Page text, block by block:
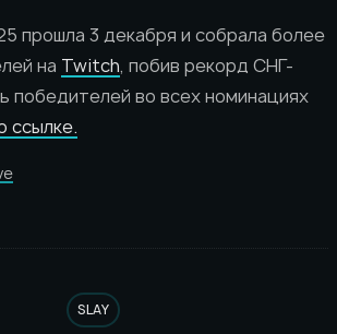
прошла 3 декабря и собрала более
на Twitch, побив рекорд СНГ-
победителей во всех номинациях
ссылке.
SLAY